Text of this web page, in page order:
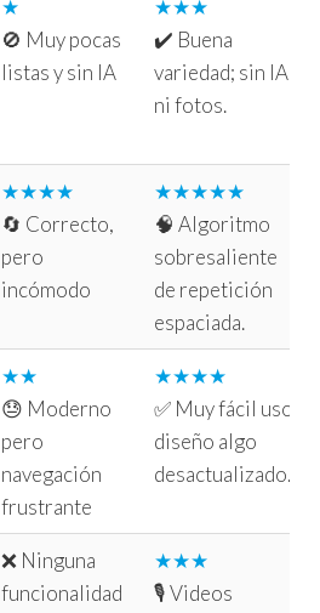
★
🚫 Muy pocas
listas y sin IA
★★★
✔️ Buena
variedad; sin IA
ni fotos.
★★★★
🔄 Correcto,
pero
incómodo
★★★★★
🧠 Algoritmo
sobresaliente
de repetición
espaciada.
★★
😓 Moderno
pero
navegación
frustrante
★★★★
✅ Muy fácil uso;
diseño algo
desactualizado.
❌ Ninguna
funcionalidad
★★★
🎙️ Videos